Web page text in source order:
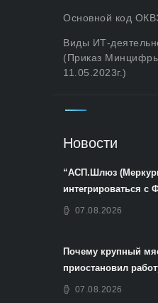
Основной код
Виды ИТ-
(Приказ
11.05.2023г.)
Новости
“АСП.Шлюз
интегрироваться с
07.08.2026
Почему крупный
приостановил
07.08.2026